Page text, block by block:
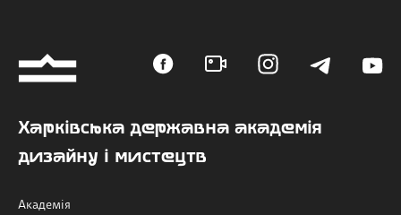
Харківська державна академія
дизайну і мистецтв
Академія